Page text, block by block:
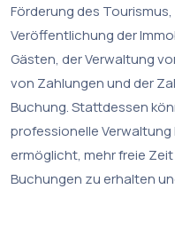
Förderung des
Veröffentlichung der
Gästen, der Verwaltung
von Zahlungen und der
Buchung. Stattdessen
professionelle Verwaltung
ermöglicht, mehr freie
Buchungen zu erhalten